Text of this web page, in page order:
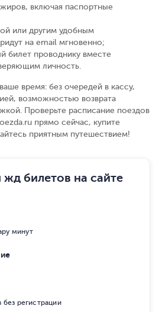
включая паспортные
или другим удобным
на email мгновенно;
билет проводнику вместе
личность.
время: без очередей в кассу,
возможностью возврата
Проверьте расписание поездов
прямо сейчас, купите
приятным путешествием!
билетов на сайте
минут
регистрации